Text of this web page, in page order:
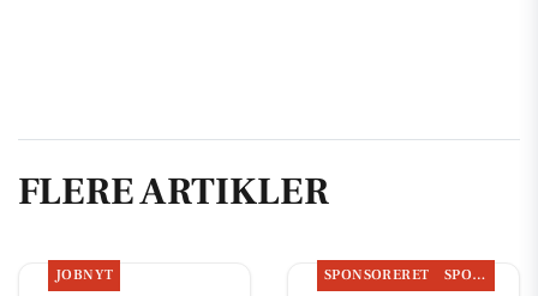
FLERE ARTIKLER
JOBNYT SPONSORERET SPONSORERET INDHOLD